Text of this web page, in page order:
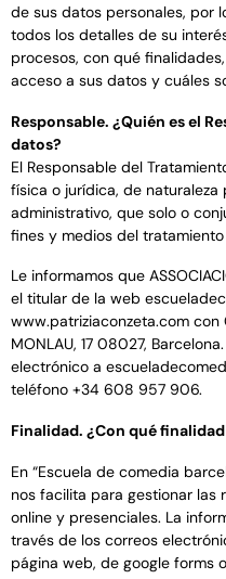
de sus datos personales, por
todos los detalles de su
procesos, con qué
acceso a sus datos y cuáles
Responsable. ¿Quién es el
datos?
El Responsable del
física o jurídica, de
administrativo, que solo o
fines y medios del
Le informamos que
el titular de la web
www.patriziaconzeta.com con
MONLAU, 17 08027,
electrónico a
teléfono +34 608 957 906.
Finalidad. ¿Con qué
En “Escuela de comedia
nos facilita para gestionar las
online y presenciales. La
través de los correos
página web, de google forms